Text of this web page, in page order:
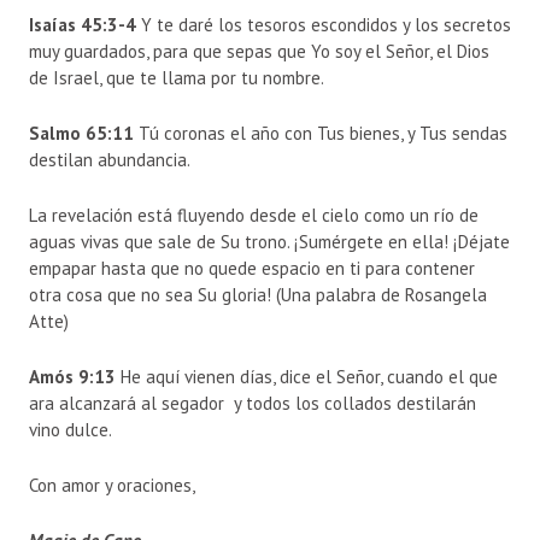
Isaías 45:3-4 Y te daré los tesoros escondidos y los secretos
muy guardados, para que sepas que Yo soy el Señor, el Dios
de Israel, que te llama por tu nombre.
Salmo 65:11 Tú coronas el año con Tus bienes, y Tus sendas
destilan abundancia.
La revelación está fluyendo desde el cielo como un río de
aguas vivas que sale de Su trono. ¡Sumérgete en ella! ¡Déjate
empapar hasta que no quede espacio en ti para contener
otra cosa que no sea Su gloria! (Una palabra de Rosangela
Atte)
Amós 9:13 He aquí vienen días, dice el Señor, cuando el que
ara alcanzará al segador y todos los collados destilarán
vino dulce.
Con amor y oraciones,